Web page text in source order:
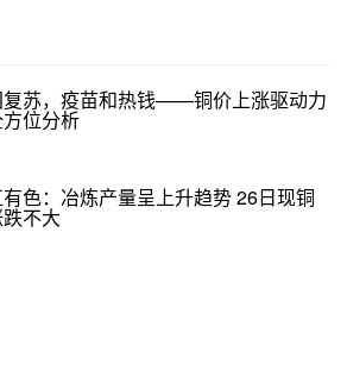
复苏，疫苗和热钱——铜价上涨驱动力
位分析
色：冶炼产量呈上升趋势 26日现铜
不大